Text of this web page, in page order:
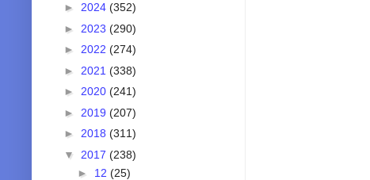
► 2024 (352)
► 2023 (290)
► 2022 (274)
► 2021 (338)
► 2020 (241)
► 2019 (207)
► 2018 (311)
▼ 2017 (238)
► 12 (25)